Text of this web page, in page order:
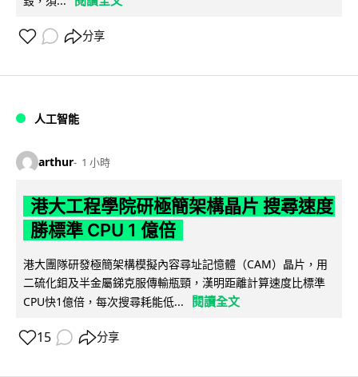
分享
人工智能
arthur 1 小時
港大工程學院研極簡架構晶片 搜尋速度
勝標準 CPU 1 億倍
港大團隊研發極簡架構模擬內容尋址記憶體（CAM）晶片，用
二硫化鉬及半金屬銻克服傳輸瓶頸，漢明距離計算速度比標準
CPU快1億倍，每次搜尋耗能低...
閱讀全文
15 分享